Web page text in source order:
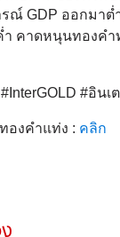
ณ์ GDP ออกมาต่
ำ คาดหนุนทองคำ
#อิ
องคำแท่ง : คลิก